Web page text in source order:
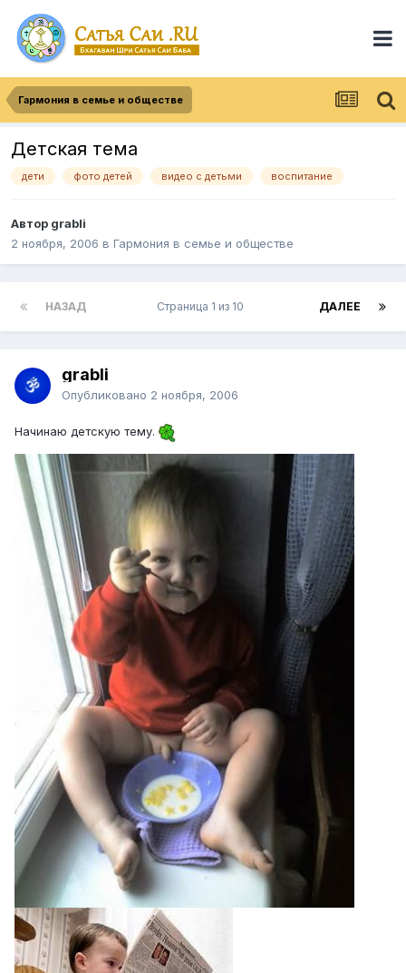
Гармония в семье и обществе
Детская тема
дети фото детей видео с детьми воспитание
Автор grabli
2 ноября, 2006 в Гармония в семье и обществе
НАЗАД ДАЛЕЕ
Страница 1 из 10
grabli
Опубликовано 2 ноября, 2006
Начинаю детскую тему.